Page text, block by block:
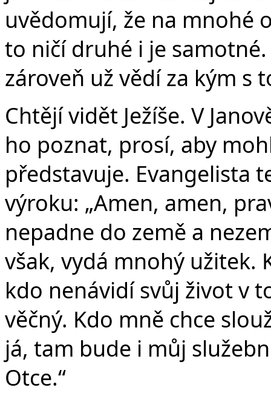
uvědomují, že na mnohé
to ničí druhé i je
zároveň už vědí za kým s
Chtějí vidět Ježíše. V
ho poznat, prosí, aby
představuje. Evangelista
výroku: „Amen, amen,
nepadne do země a
však, vydá mnohý užitek.
kdo nenávidí svůj život v
věčný. Kdo mně chce
já, tam bude i můj
Otce.“